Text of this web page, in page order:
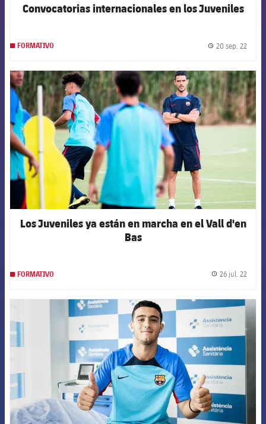
Convocatorias internacionales en los Juveniles
FORMATIVO 20 sep. 22
FCB Barcelona badge
Los Juveniles ya están en marcha en el Vall d'en
Bas
FORMATIVO 26 jul. 22
FCB Barcelona badge